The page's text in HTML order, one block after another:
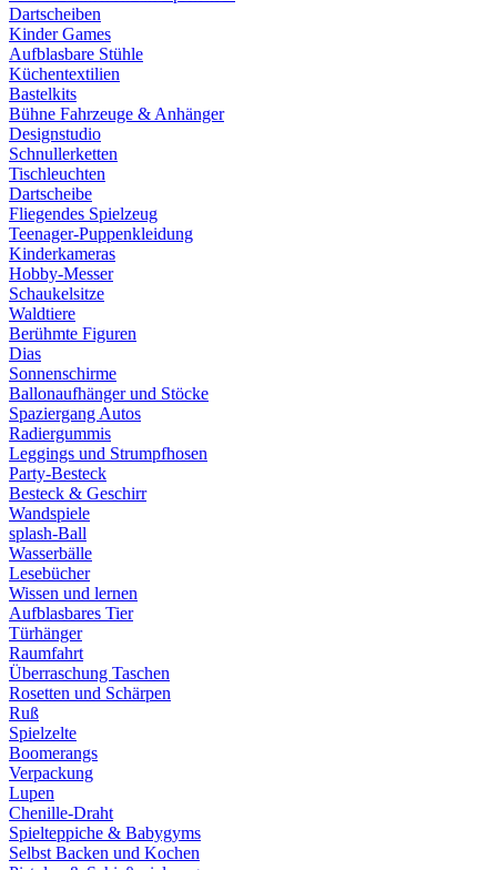
Dartscheiben
Kinder Games
Aufblasbare Stühle
Küchentextilien
Bastelkits
Bühne Fahrzeuge & Anhänger
Designstudio
Schnullerketten
Tischleuchten
Dartscheibe
Fliegendes Spielzeug
Teenager-Puppenkleidung
Kinderkameras
Hobby-Messer
Schaukelsitze
Waldtiere
Berühmte Figuren
Dias
Sonnenschirme
Ballonaufhänger und Stöcke
Spaziergang Autos
Radiergummis
Leggings und Strumpfhosen
Party-Besteck
Besteck & Geschirr
Wandspiele
splash-Ball
Wasserbälle
Lesebücher
Wissen und lernen
Aufblasbares Tier
Türhänger
Raumfahrt
Überraschung Taschen
Rosetten und Schärpen
Ruß
Spielzelte
Boomerangs
Verpackung
Lupen
Chenille-Draht
Spielteppiche & Babygyms
Selbst Backen und Kochen